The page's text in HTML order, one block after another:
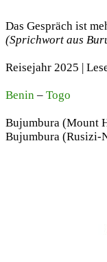
Das Gespräch ist
(Sprichwort aus
Reisejahr 2025 |
Benin – Togo
Bujumbura (Mount
Bujumbura (Rusizi-